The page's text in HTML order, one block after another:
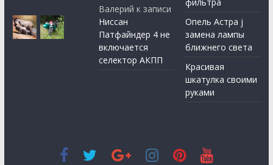
Валерий к записи
Ниссан
Патфайндер 4 не
включается
селектор АКПП
Опель Астра j
замена лампы
ближнего света
Красивая
шкатулка своими
руками